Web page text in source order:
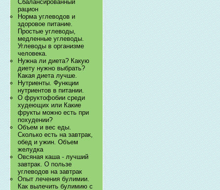
Сбалансированный
рацион
Норма углеводов и
здоровое питание.
Простые углеводы,
медленные углеводы.
Углеводы в организме
человека.
Нужна ли диета? Какую
диету нужно выбрать?
Какая диета лучше.
Нутриенты. Функции
нутриентов в питании.
О фруктофобии среди
худеющих или Какие
фрукты можно есть при
похудении?
Объем и вес еды.
Сколько есть на завтрак,
обед и ужин. Объем
желудка
Овсяная каша - лучший
завтрак. О пользе
углеводов на завтрак
Опыт лечения булимии.
Как вылечить булимию с